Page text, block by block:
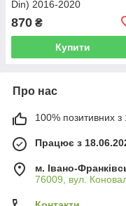
Din) 2016-2020
870 ₴
Купити
Про нас
100% позитивних з
Працює з
м. Івано-
76009, вул.